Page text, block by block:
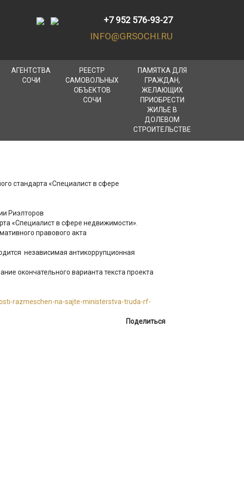
+7 952 576-93-27
INFO@GRSOCHI.RU
АГЕНТСТВА
СОЧИ
РЕЕСТР
САМОВОЛЬНЫХ
ОБЪЕКТОВ
СОЧИ
ПАМЯТКА ДЛЯ
ГРАЖДАН,
ЖЕЛАЮЩИХ
ПРИОБРЕСТИ
ЖИЛЬЕ В
ДОЛЕВОМ
СТРОИТЕЛЬСТВЕ
стандарта «Специалист в сфере
Риэлторов
«Специалист в сфере недвижимости».
правового акта
независимая антикоррупционная
окончательного варианта текста проекта
razmeschen-na-sajte-ministerstva-truda-rf-
Поделиться